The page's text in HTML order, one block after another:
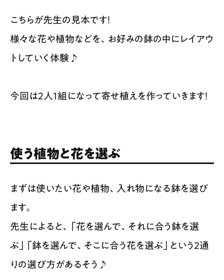
こちらが先生の見本です！
様々な花や植物などを、お好みの鉢の中にレイアウ
トしていく体験♪
今回は2人1組になって寄せ植えを作っていきます！
使う植物と花を選ぶ
まずは使いたい花や植物、入れ物になる鉢を選び
ます。
先生によると、「花を選んで、それに合う鉢を選
ぶ」「鉢を選んで、そこに合う花を選ぶ」という２通
りの選び方があるそう♪